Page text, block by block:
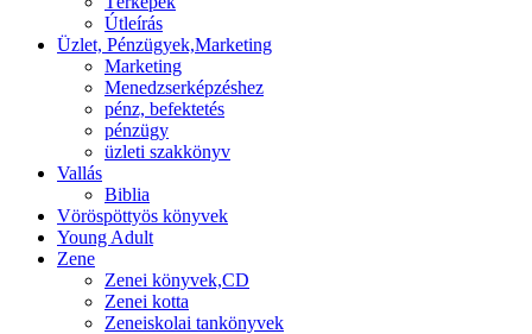
Útleírás
Üzlet, Pénzügyek,Marketing
Marketing
Menedzserképzéshez
pénz, befektetés
pénzügy
üzleti szakkönyv
Vallás
Biblia
Vöröspöttyös könyvek
Young Adult
Zene
Zenei könyvek,CD
Zenei kotta
Zeneiskolai tankönyvek